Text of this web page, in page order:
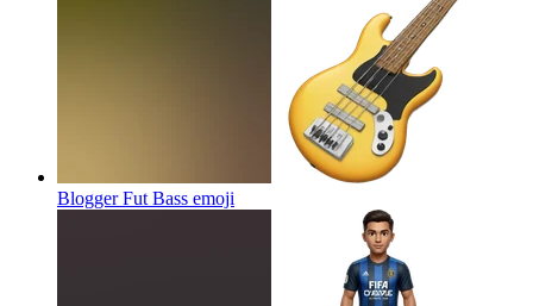
Blogger Fut Bass emoji